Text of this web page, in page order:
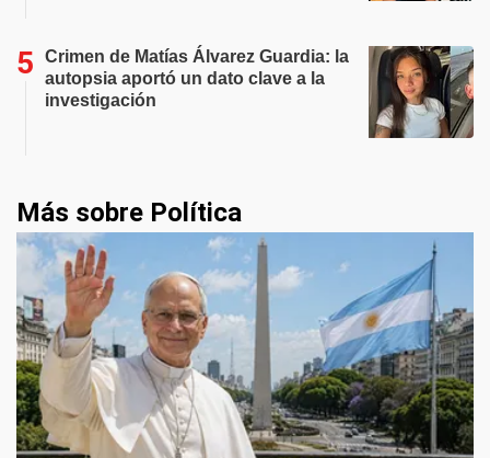
Crimen de Matías Álvarez Guardia: la
autopsia aportó un dato clave a la
investigación
Más sobre Política